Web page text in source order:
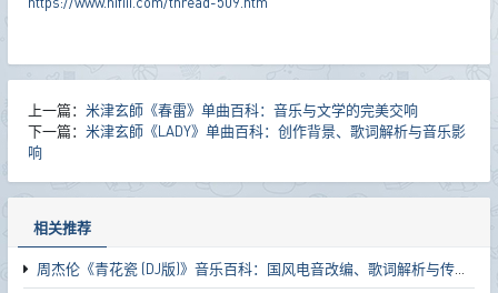
上一篇： 米津玄師《春雷》单曲百科：音乐与文学的完美交响
下一篇： 米津玄師《LADY》单曲百科：创作背景、歌词解析与音乐影
响
相关推荐
周杰伦《青花瓷 (DJ版)》音乐百科：国风电音改编、歌词解析与传播影响力